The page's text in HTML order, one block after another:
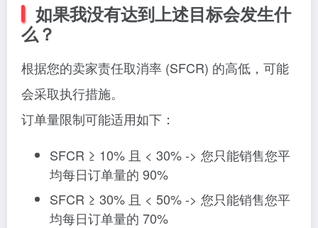
如果我没有达到上述目标会发生什
么？
根据您的卖家责任取消率 (SFCR) 的高低，可能
会采取执行措施。
订单量限制可能适用如下：
SFCR ≥ 10% 且 < 30% -> 您只能销售您平
均每日订单量的 90%
SFCR ≥ 30% 且 < 50% -> 您只能销售您平
均每日订单量的 70%